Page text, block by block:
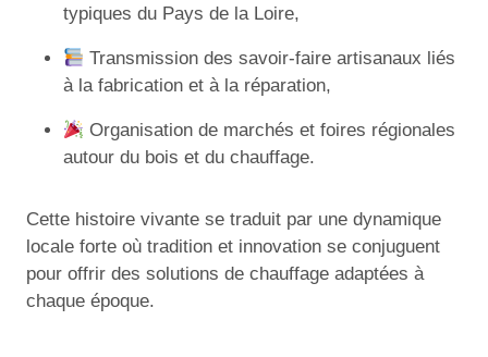
typiques du Pays de la Loire,
Transmission des savoir-faire artisanaux liés
à la fabrication et à la réparation,
Organisation de marchés et foires régionales
autour du bois et du chauffage.
Cette histoire vivante se traduit par une dynamique
locale forte où tradition et innovation se conjuguent
pour offrir des solutions de chauffage adaptées à
chaque époque.